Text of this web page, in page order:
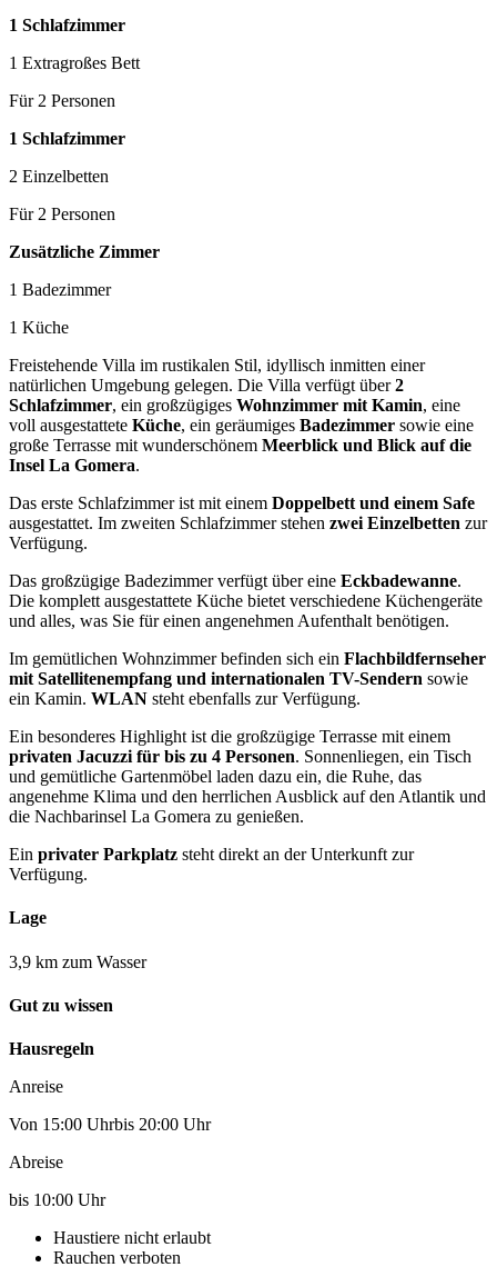
1 Schlafzimmer
1 Extragroßes Bett
Für 2 Personen
1 Schlafzimmer
2 Einzelbetten
Für 2 Personen
Zusätzliche Zimmer
1 Badezimmer
1 Küche
Freistehende Villa im rustikalen Stil, idyllisch inmitten einer
natürlichen Umgebung gelegen. Die Villa verfügt über2
Schlafzimmer, ein großzügiges Wohnzimmer mit Kamin, eine
voll ausgestattete Küche, ein geräumiges Badezimmer sowie eine
große Terrasse mit wunderschönem Meerblick und Blick auf die
Insel La Gomera.
Das erste Schlafzimmer ist mit einem Doppelbett und einem Safe
ausgestattet. Im zweiten Schlafzimmer stehen zwei Einzelbetten zur
Verfügung.
Das großzügige Badezimmer verfügt über eine Eckbadewanne.
Die komplett ausgestattete Küche bietet verschiedene Küchengeräte
und alles, was Sie für einen angenehmen Aufenthalt benötigen.
Im gemütlichen Wohnzimmer befinden sich ein Flachbildfernseher
mit Satellitenempfang und internationalen TV-Sendern sowie
ein Kamin. WLAN steht ebenfalls zur Verfügung.
Ein besonderes Highlight ist die großzügige Terrasse mit einem
privaten Jacuzzi für bis zu 4 Personen. Sonnenliegen, ein Tisch
und gemütliche Gartenmöbel laden dazu ein, die Ruhe, das
angenehme Klima und den herrlichen Ausblick auf den Atlantik und
die Nachbarinsel La Gomera zu genießen.
Ein privater Parkplatz steht direkt an der Unterkunft zur
Verfügung.
Lage
3,9 km zum Wasser
Gut zu wissen
Hausregeln
Anreise
Von 15:00 Uhrbis 20:00 Uhr
Abreise
bis 10:00 Uhr
Haustiere nicht erlaubt
Rauchen verboten